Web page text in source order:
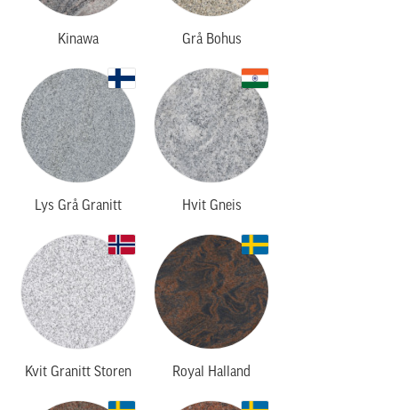
Kinawa Grå Bohus
Lys Grå Granitt Hvit Gneis
Kvit Granitt Storen Royal Halland